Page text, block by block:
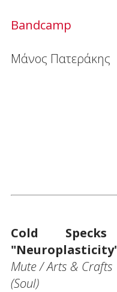
Bandcamp
Μάνος Πατεράκης
Cold
Mute / Arts & Crafts
(Soul)